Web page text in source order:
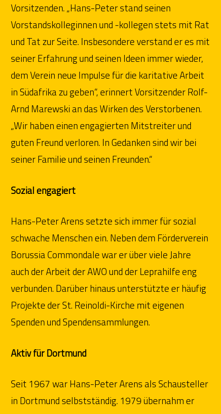
Vorsitzenden. „Hans-Peter stand seinen
Vorstandskolleginnen und -kollegen stets mit Rat
und Tat zur Seite. Insbesondere verstand er es mit
seiner Erfahrung und seinen Ideen immer wieder,
dem Verein neue Impulse für die karitative Arbeit
in Südafrika zu geben“, erinnert Vorsitzender Rolf-
Arnd Marewski an das Wirken des Verstorbenen.
„Wir haben einen engagierten Mitstreiter und
guten Freund verloren. In Gedanken sind wir bei
seiner Familie und seinen Freunden.“
Sozial engagiert
Hans-Peter Arens setzte sich immer für sozial
schwache Menschen ein. Neben dem Förderverein
Borussia Commondale war er über viele Jahre
auch der Arbeit der AWO und der Leprahilfe eng
verbunden. Darüber hinaus unterstützte er häufig
Projekte der St. Reinoldi-Kirche mit eigenen
Spenden und Spendensammlungen.
Aktiv für Dortmund
Seit 1967 war Hans-Peter Arens als Schausteller
in Dortmund selbstständig. 1979 übernahm er